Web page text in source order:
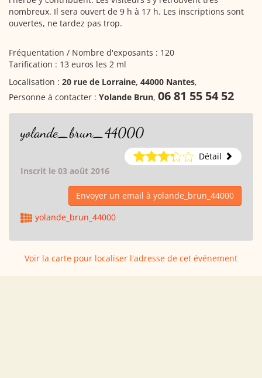
nombreux. Il sera ouvert de 9 h à 17 h. Les inscriptions sont
ouvertes, ne tardez pas trop.
Fréquentation / Nombre d'exposants : 120
Tarification : 13 euros les 2 ml
Localisation : 20 rue de Lorraine, 44000 Nantes,
Personne à contacter : Yolande Brun, 06 81 55 54 52
yolande_brun_44000
Détail
Inscrit le 03 août 2016
Envoyer un email à yolande_brun_44000
yolande_brun_44000
Voir la carte pour localiser l'adresse de cet événement